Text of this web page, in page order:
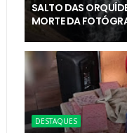
SALTO DAS
MORTE DA
DESTAQUES